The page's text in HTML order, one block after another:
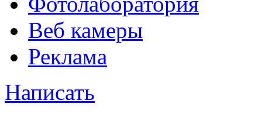
Веб камеры
Реклама
Написать